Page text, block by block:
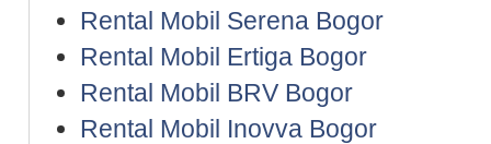
Rental Mobil Serena Bogor
Rental Mobil Ertiga Bogor
Rental Mobil BRV Bogor
Rental Mobil Inovva Bogor